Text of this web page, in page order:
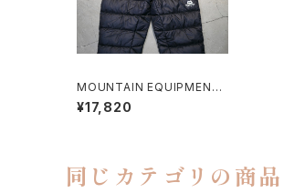
MOUNTAIN EQUIPMENT /
POWDER PANTS
¥17,820
同じカテゴリの商品